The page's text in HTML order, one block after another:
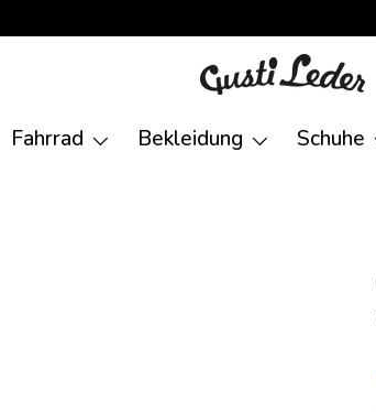
Fahrrad Bekleidung Schuhe